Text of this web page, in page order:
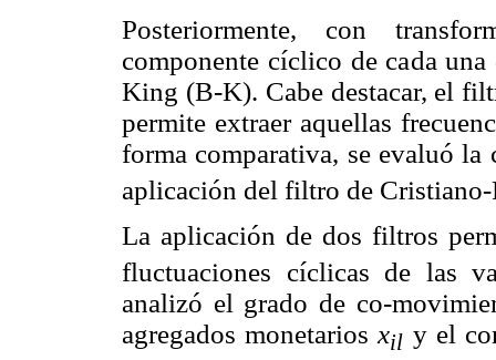
Posteriormente, con
componente cíclico de cada
King (B-K). Cabe destacar, el
permite extraer aquellas
forma comparativa, se evaluó la
aplicación del filtro de
La aplicación de dos filtros
fluctuaciones cíclicas de las
analizó el grado de co-
agregados monetariosxil y el